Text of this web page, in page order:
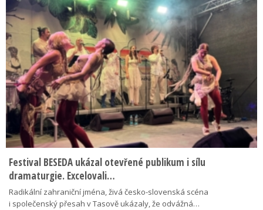
Festival BESEDA ukázal otevřené publikum i sílu
dramaturgie. Excelovali…
Radikální zahraniční jména, živá česko-slovenská scéna
i společenský přesah v Tasově ukázaly, že odvážná…